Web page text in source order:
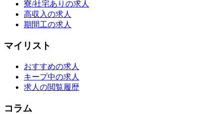
寮/社宅ありの求人
高収入の求人
期間工の求人
マイリスト
おすすめの求人
キープ中の求人
求人の閲覧履歴
コラム